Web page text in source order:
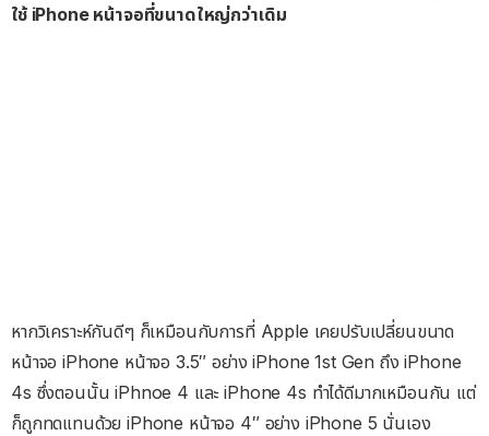
ใช้ iPhone หน้าจอที่ขนาดใหญ่กว่าเดิม
หากวิเคราะห์กันดีๆ ก็เหมือนกับการที่ Apple เคยปรับเปลี่ยนขนาด
หน้าจอ iPhone หน้าจอ 3.5″ อย่าง iPhone 1st Gen ถึง iPhone
4s ซึ่งตอนนั้น iPhnoe 4 และ iPhone 4s ทำได้ดีมากเหมือนกัน แต่
ก็ถูกทดแทนด้วย iPhone หน้าจอ 4″ อย่าง iPhone 5 นั่นเอง